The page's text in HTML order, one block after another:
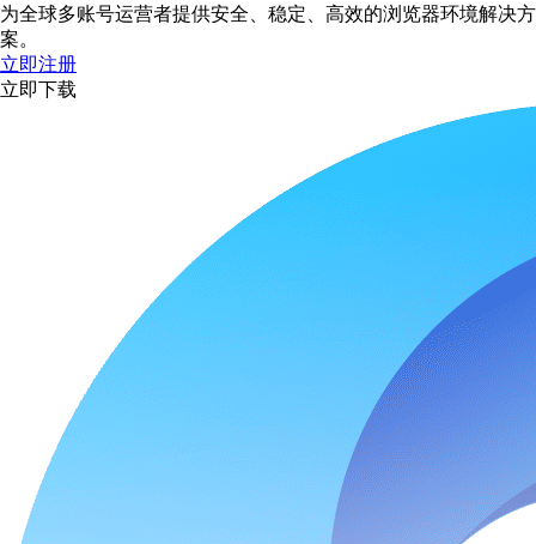
为全球多账号运营者提供安全、稳定、高效的浏览器环境解决方
案。
立即注册
立即下载